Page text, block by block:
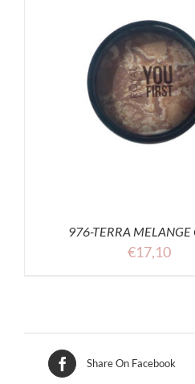
976-TERRA MELANGE
€17,10
SELECT OPTIONS
Share On Facebook